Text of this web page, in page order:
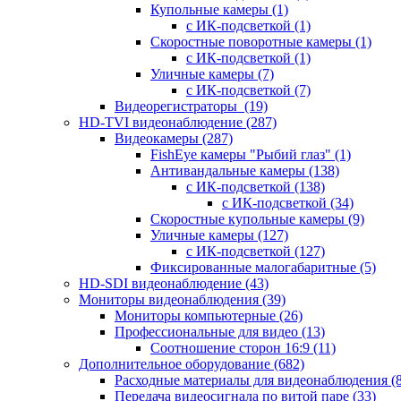
Купольные камеры (1)
с ИК-подсветкой (1)
Скоростные поворотные камеры (1)
с ИК-подсветкой (1)
Уличные камеры (7)
с ИК-подсветкой (7)
Видеорегистраторы (19)
HD-TVI видеонаблюдение (287)
Видеокамеры (287)
FishEye камеры "Рыбий глаз" (1)
Антивандальные камеры (138)
с ИК-подсветкой (138)
с ИК-подсветкой (34)
Скоростные купольные камеры (9)
Уличные камеры (127)
с ИК-подсветкой (127)
Фиксированные малогабаритные (5)
HD-SDI видеонаблюдение (43)
Мониторы видеонаблюдения (39)
Мониторы компьютерные (26)
Профессиональные для видео (13)
Соотношение сторон 16:9 (11)
Дополнительное оборудование (682)
Расходные материалы для видеонаблюдения
Передача видеосигнала по витой паре (33)